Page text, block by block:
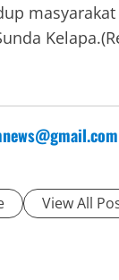
View All